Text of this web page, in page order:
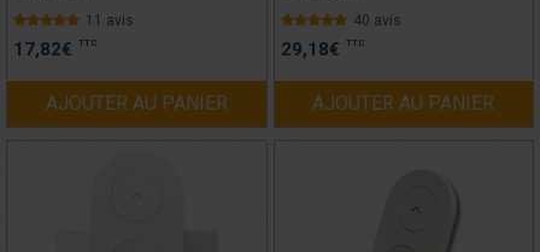
11 avis
17,82€ TTC
AJOUTER AU PANIER
40 avis
29,18€ TTC
AJOUTER AU PANIER